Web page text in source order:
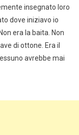
insegnato loro
dove iniziavo io
era la baita. Non
di ottone. Era il
avrebbe mai